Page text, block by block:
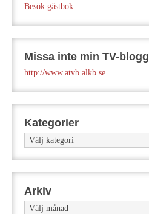
Besök gästbok
Missa inte min TV-blogg
http://www.atvb.alkb.se
Kategorier
Kategorier
Arkiv
Arkiv